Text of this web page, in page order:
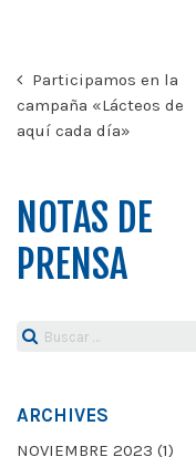
Participamos en la
campaña «Lácteos de
aquí cada día»
NOTAS DE
PRENSA
Buscar:
ARCHIVES
NOVIEMBRE 2023 (1)